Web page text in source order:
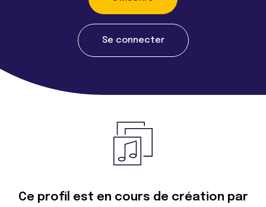
Se connecter
Ce profil est en cours de création par